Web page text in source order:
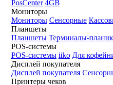
PosCenter 4GB
Мониторы
Мониторы Сенсорные
Планшеты
Планшеты Терминалы-
POS-системы
POS-системы iiko Для
Дисплей покупателя
Дисплей покупателя
Принтеры чеков